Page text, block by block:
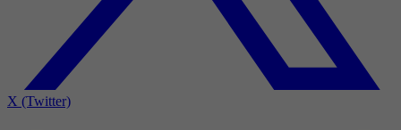
X (Twitter)